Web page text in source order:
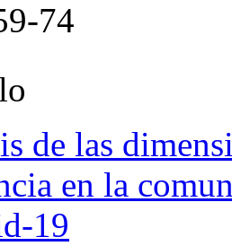
74
de las
en la
19